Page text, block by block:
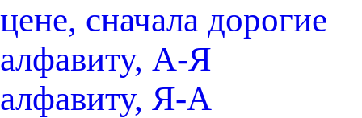
цене, сначала дорогие
алфавиту, А-Я
алфавиту, Я-А